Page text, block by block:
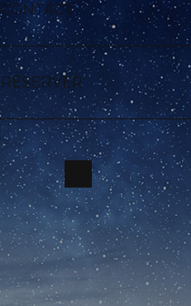
CONTACT
RÉSERVER